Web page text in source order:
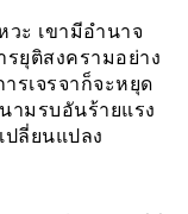
ะ เขามีอำนาจ
รยุติสงครามอย่าง
รเจรจาก็จะหยุด
ามรบอันร้ายแรง
ปลี่ยนแปลง